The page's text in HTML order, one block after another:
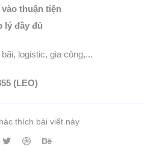
thuận tiện
lý đầy đủ
logistic, gia công,...
(LEO)
thích bài viết này